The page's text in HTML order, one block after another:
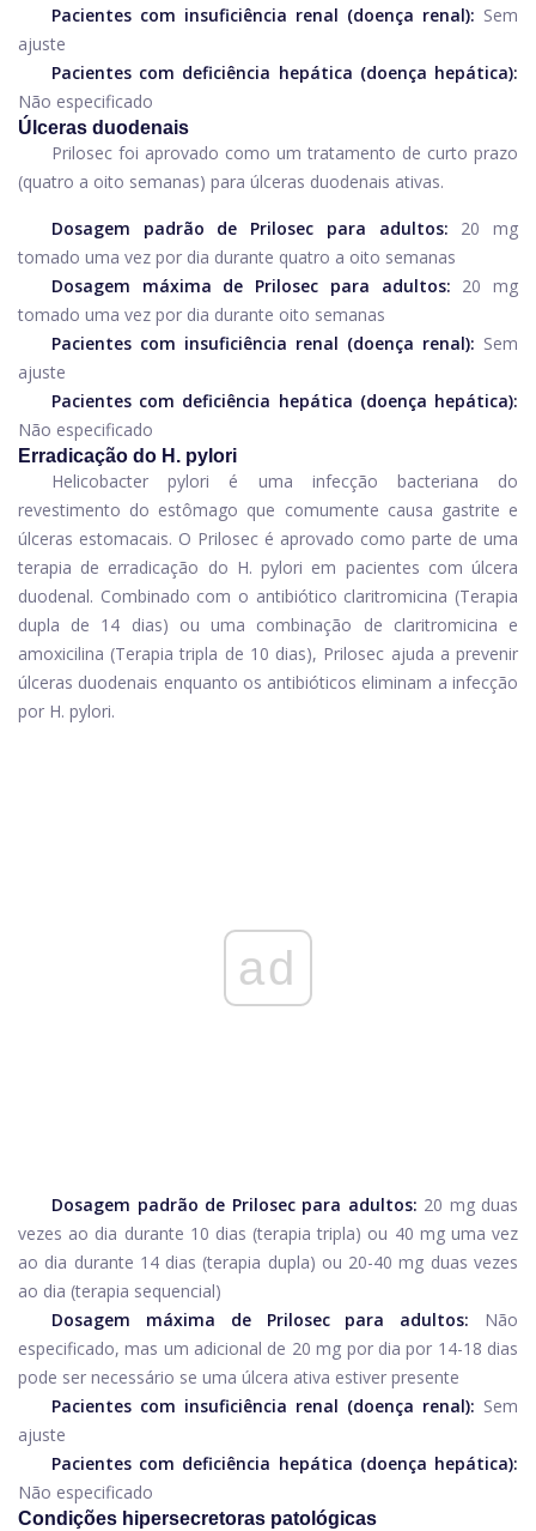
Pacientes com insuficiência renal (doença renal): Sem
ajuste
Pacientes com deficiência hepática (doença hepática):
Não especificado
Úlceras duodenais
Prilosec foi aprovado como um tratamento de curto prazo
(quatro a oito semanas) para úlceras duodenais ativas.
Dosagem padrão de Prilosec para adultos:
20 mg
tomado uma vez por dia durante quatro a oito semanas
Dosagem máxima de Prilosec para adultos: 20 mg
tomado uma vez por dia durante oito semanas
Pacientes com insuficiência renal (doença renal): Sem
ajuste
Pacientes com deficiência hepática (doença hepática):
Não especificado
Erradicação do H. pylori
Helicobacter pylori é uma infecção bacteriana do
revestimento do estômago que comumente causa gastrite e
úlceras estomacais. O Prilosec é aprovado como parte de uma
terapia de erradicação do H. pylori em pacientes com úlcera
duodenal. Combinado com o antibiótico claritromicina (Terapia
dupla de 14 dias) ou uma combinação de claritromicina e
amoxicilina (Terapia tripla de 10 dias), Prilosec ajuda a prevenir
úlceras duodenais enquanto os antibióticos eliminam a infecção
por H. pylori.
ad
Dosagem padrão de Prilosec para adultos: 20 mg duas
vezes ao dia durante 10 dias (terapia tripla) ou 40 mg uma vez
ao dia durante 14 dias (terapia dupla) ou 20-40 mg duas vezes
ao dia (terapia sequencial)
Dosagem máxima de Prilosec para adultos:
Não
especificado, mas um adicional de 20 mg por dia por 14-18 dias
pode ser necessário se uma úlcera ativa estiver presente
Pacientes com insuficiência renal (doença renal): Sem
ajuste
Pacientes com deficiência hepática (doença hepática):
Não especificado
Condições hipersecretoras patológicas